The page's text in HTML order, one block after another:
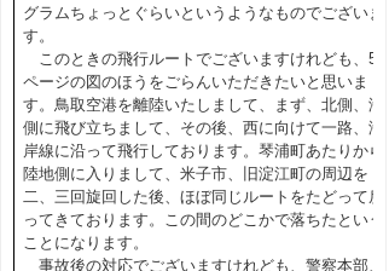
グラムちょっとぐらいというようなものでございま
す。
このときの飛行ルートでございますけれども、50
ページの図のほうをごらんいただきたいと思いま
す。鳥取空港を離陸いたしまして、まず、北側、海
側に飛び立ちまして、その後、西に向けて一路、海
岸線に沿って飛行しております。琴浦町あたりから
陸地側に入りまして、米子市、旧淀江町の周辺を
二、三回旋回した後、ほぼ同じルートをたどって戻
ってきております。この間のどこかで落ちたという
ことになります。
事故後の対応でございますけれども、警察本部、